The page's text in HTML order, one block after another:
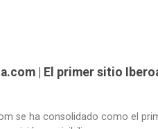
| El primer sitio
se ha consolidado como el